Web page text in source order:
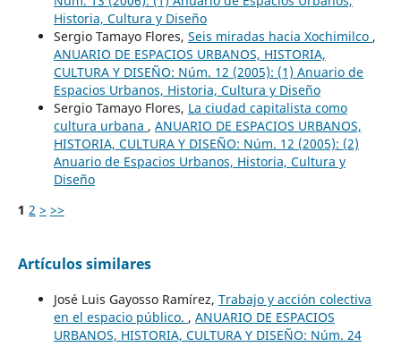
Historia, Cultura y Diseño
Sergio Tamayo Flores, Seis miradas hacia Xochimilco ,
ANUARIO DE ESPACIOS URBANOS, HISTORIA,
CULTURA Y DISEÑO: Núm. 12 (2005): (1) Anuario de
Espacios Urbanos, Historia, Cultura y Diseño
Sergio Tamayo Flores, La ciudad capitalista como
cultura urbana , ANUARIO DE ESPACIOS URBANOS,
HISTORIA, CULTURA Y DISEÑO: Núm. 12 (2005): (2)
Anuario de Espacios Urbanos, Historia, Cultura y
Diseño
1 2 > >>
Artículos similares
José Luis Gayosso Ramírez, Trabajo y acción colectiva
en el espacio público. , ANUARIO DE ESPACIOS
URBANOS, HISTORIA, CULTURA Y DISEÑO: Núm. 24